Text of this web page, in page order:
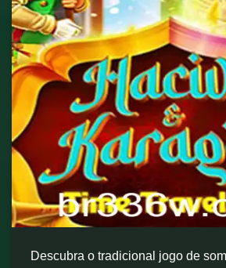
Descubra o tradicional jogo de